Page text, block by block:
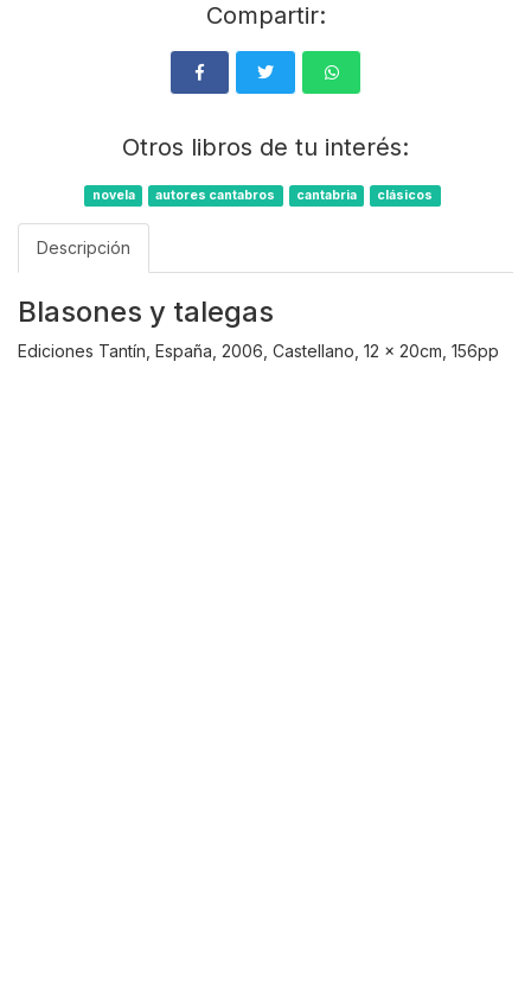
Compartir:
Otros libros de tu interés:
novela autores cantabros cantabria clásicos
Descripción
Blasones y talegas
Ediciones Tantín, España, 2006, Castellano, 12 x 20cm, 156pp